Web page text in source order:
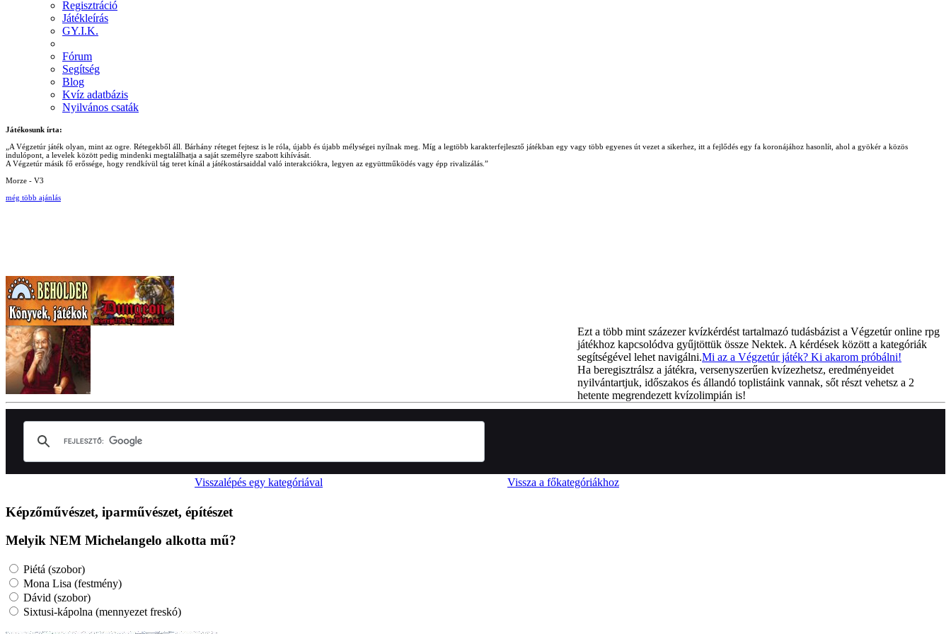
Regisztráció
Játékleírás
GY.I.K.
Fórum
Segítség
Blog
Kvíz adatbázis
Nyilvános csaták
Játékosunk írta:
„A Végzetúr játék olyan, mint az ogre. Rétegekből áll. Bárhány réteget fejtesz is le róla, újabb és újabb mélységei nyílnak meg. Míg a legtöbb karakterfejlesztő játékban egy vagy több egyenes út vezet a sikerhez, itt a fejlődés egy fa koronájához hasonlít, ahol a gyökér a közös
indulópont, a levelek között pedig mindenki megtalálhatja a saját személyre szabott kihívását.
A Végzetúr másik fő erőssége, hogy rendkívül tág teret kínál a játékostársaiddal való interakciókra, legyen az együttműködés vagy épp rivalizálás.”
Morze - V3
még több ajánlás
Ezt a több mint százezer kvízkérdést tartalmazó tudásbázist a Végzetúr online rpg
játékhoz kapcsolódva gyűjtöttük össze Nektek. A kérdések között a kategóriák
segítségével lehet navigálni.Mi az a Végzetúr játék? Ki akarom próbálni!
Ha beregisztrálsz a játékra, versenyszerűen kvízezhetsz, eredményeidet
nyilvántartjuk, időszakos és állandó toplistáink vannak, sőt részt vehetsz a 2
hetente megrendezett kvízolimpián is!
Visszalépés egy kategóriával Vissza a főkategóriákhoz
Képzőművészet, iparművészet, építészet
Melyik NEM Michelangelo alkotta mű?
Piétá (szobor)
Mona Lisa (festmény)
Dávid (szobor)
Sixtusi-kápolna (mennyezet freskó)